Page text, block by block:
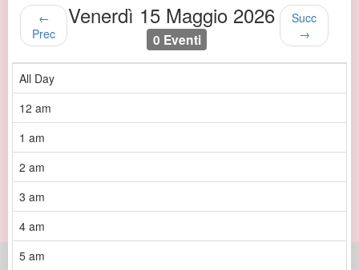
←
Prec
Venerdì 15 Maggio 2026
0 Eventi
Succ
→
All Day
12 am
1 am
2 am
3 am
4 am
5 am